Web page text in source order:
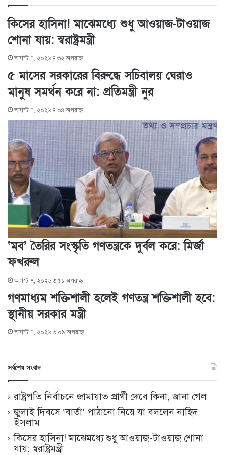
d
I
n
r
r
e
s
t
a
k
t
v
i
a
i
l
কিসের হাসিনা! মাঝেমধ্যে শুধু আওয়াজ-টাওয়াজ
শোনা যায়: স্বরাষ্ট্রমন্ত্রী
আগস্ট ৭, ২০২৬ ৪:৩২ অপরাহ্ণ
৫ মাসের সরকারের বিরুদ্ধে সচিবালয় ঘেরাও
মানুষ সমর্থন করে না: প্রতিমন্ত্রী নুর
আগস্ট ৭, ২০২৬ ৪:০৪ অপরাহ্ণ
‘মব’ তৈরির সংস্কৃতি গণতন্ত্রকে দুর্বল করে: মির্জা
ফখরুল
আগস্ট ৭, ২০২৬ ৩:৫১ অপরাহ্ণ
গণমাধ্যম শক্তিশালী হলেই গণতন্ত্র শক্তিশালী হবে:
স্থানীয় সরকার মন্ত্রী
আগস্ট ৭, ২০২৬ ৩:০৯ অপরাহ্ণ
সর্বশেষ সংবাদ
রাষ্ট্রপতি নির্বাচনে জামায়াত প্রার্থী দেবে কিনা, জানা গেল
জুলাই দিবসে ‘বার্তা’ পাঠানো নিয়ে যা বললেন নাহিদ
ইসলাম
কিসের হাসিনা! মাঝেমধ্যে শুধু আওয়াজ-টাওয়াজ শোনা
যায়: স্বরাষ্ট্রমন্ত্রী